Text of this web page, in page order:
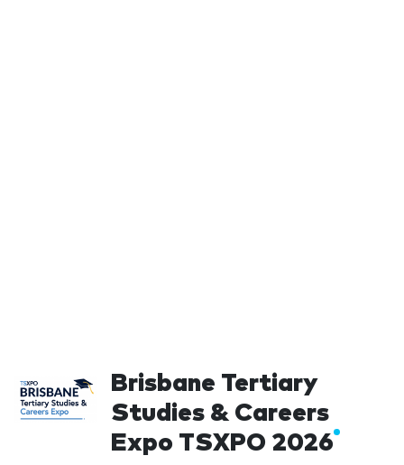
Brisbane Tertiary
Studies & Careers
Expo TSXPO 2026